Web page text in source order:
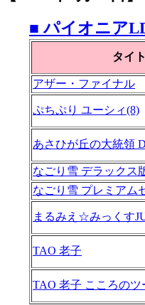
■ パイオニア
タイ
アザー・ファイナル
ぷちぷり ユーシィ(8)
あさひが丘の大統領
なごり雪 デラックス
なごり雪 プレミアム
まるみえ☆みっくす
TAO 老子
TAO 老子 こころのツ